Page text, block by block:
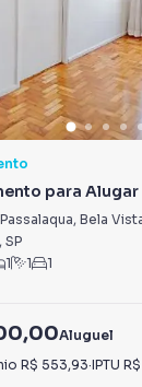
para Alugar
, Bela
, SP
1 1 1
Aluguel
R$ 553,93·IPTU